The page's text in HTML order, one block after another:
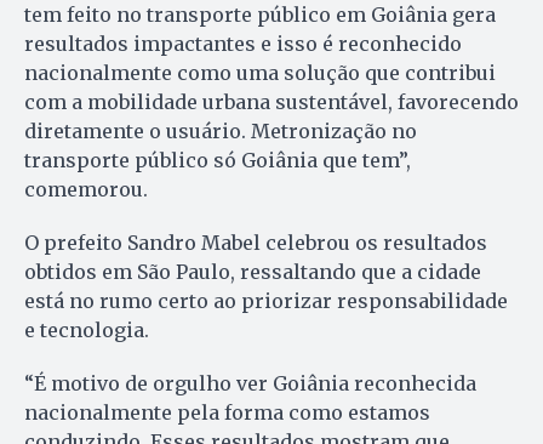
tem feito no transporte público em Goiânia gera
resultados impactantes e isso é reconhecido
nacionalmente como uma solução que contribui
com a mobilidade urbana sustentável, favorecendo
diretamente o usuário. Metronização no
transporte público só Goiânia que tem”,
comemorou.
O prefeito Sandro Mabel celebrou os resultados
obtidos em São Paulo, ressaltando que a cidade
está no rumo certo ao priorizar responsabilidade
e tecnologia.
“É motivo de orgulho ver Goiânia reconhecida
nacionalmente pela forma como estamos